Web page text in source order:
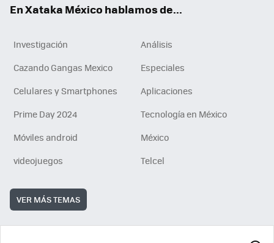
En Xataka México hablamos de...
Investigación
Análisis
Cazando Gangas Mexico
Especiales
Celulares y Smartphones
Aplicaciones
Prime Day 2024
Tecnología en México
Móviles android
México
videojuegos
Telcel
VER MÁS TEMAS